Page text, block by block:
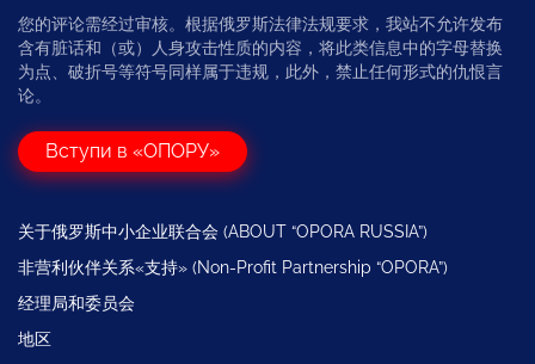
您的评论需经过审核。根据俄罗斯法律法规要求，我站不允许发布
含有脏话和（或）人身攻击性质的内容，将此类信息中的字母替换
为点、破折号等符号同样属于违规，此外，禁止任何形式的仇恨言
论。
Вступи в «ОПОРУ»
关于俄罗斯中小企业联合会 (ABOUT “OPORA RUSSIA”)
非营利伙伴关系«支持» (Non-Profit Partnership “OPORA”)
经理局和委员会
地区